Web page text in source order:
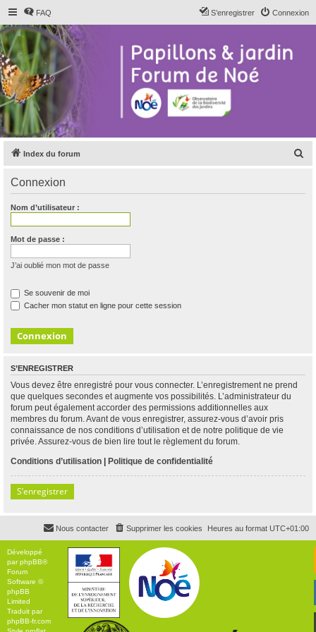
FAQ Connexion
S’enregistrer
Index du forum
Connexion
Nom d’utilisateur :
Mot de passe :
J’ai oublié mon mot de passe
Se souvenir de moi
Cacher mon statut en ligne pour cette session
S’ENREGISTRER
Vous devez être enregistré pour vous connecter. L’enregistrement ne prend
que quelques secondes et augmente vos possibilités. L’administrateur du
forum peut également accorder des permissions additionnelles aux
membres du forum. Avant de vous enregistrer, assurez-vous d’avoir pris
connaissance de nos conditions d’utilisation et de notre politique de vie
privée. Assurez-vous de bien lire tout le règlement du forum.
Conditions d’utilisation | Politique de confidentialité
S’enregistrer
Heures au format UTC+01:00
Supprimer les cookies
Nous contacter
Développé
parphpBB®
Forum
Software ©
phpBB
Limited
Traduit par
phpBB-fr.com